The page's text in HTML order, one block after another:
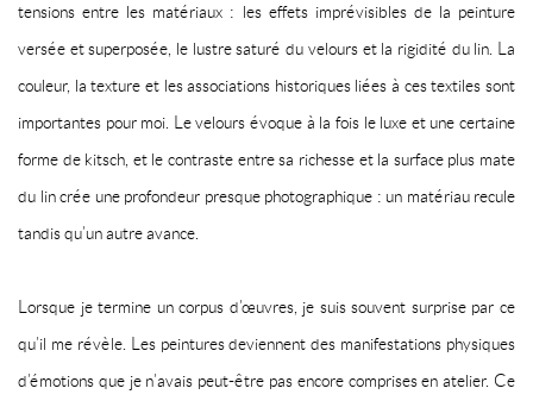
tensions entre les matériaux : les effets imprévisibles de la peinture
versée et superposée, le lustre saturé du velours et la rigidité du lin. La
couleur, la texture et les associations historiques liées à ces textiles sont
importantes pour moi. Le velours évoque à la fois le luxe et une certaine
forme de kitsch, et le contraste entre sa richesse et la surface plus mate
du lin crée une profondeur presque photographique : un matériau recule
tandis qu’un autre avance.
Lorsque je termine un corpus d’œuvres, je suis souvent surprise par ce
qu’il me révèle. Les peintures deviennent des manifestations physiques
d’émotions que je n’avais peut-être pas encore comprises en atelier. Ce